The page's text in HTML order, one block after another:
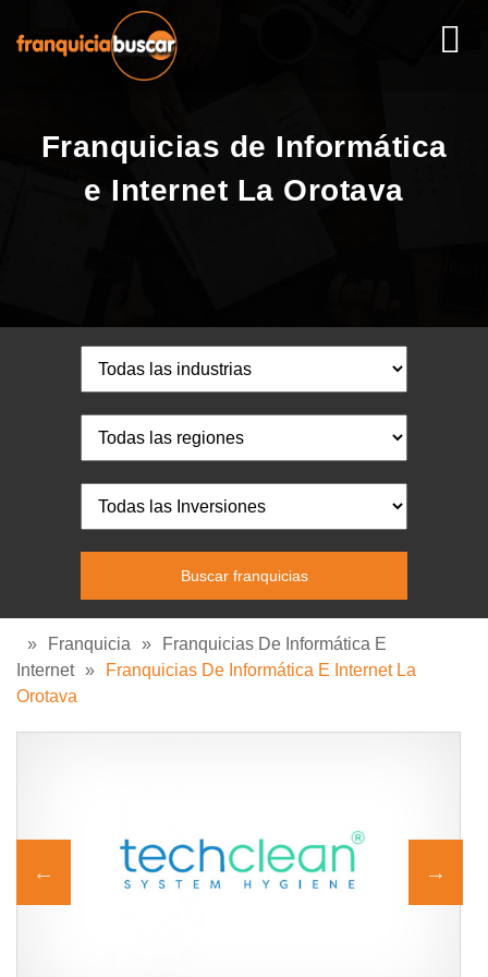
Franquicias de Informática
e Internet La Orotava
» Franquicia »
Franquicias De Informática E
Internet »
Franquicias De Informática E Internet La
Orotava